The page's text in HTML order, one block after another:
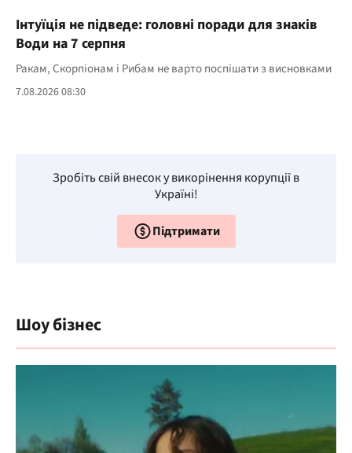
Інтуїція не підведе: головні поради для знаків
Води на 7 серпня
Ракам, Скорпіонам і Рибам не варто поспішати з висновками
7.08.2026 08:30
Зробіть свій внесок у викорінення корупції в
Україні!
Підтримати
Шоу бізнес